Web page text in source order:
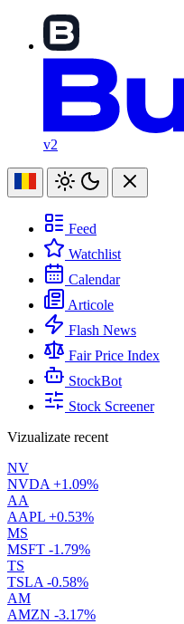
v2
Feed
Watchlist
Calendar
Articole
Flash News
Fair Price Index
StockBot
Stock Screener
Vizualizate recent
NV
NVDA +1.09%
AA
AAPL +0.53%
MS
MSFT -1.79%
TS
TSLA -0.58%
AM
AMZN -3.17%